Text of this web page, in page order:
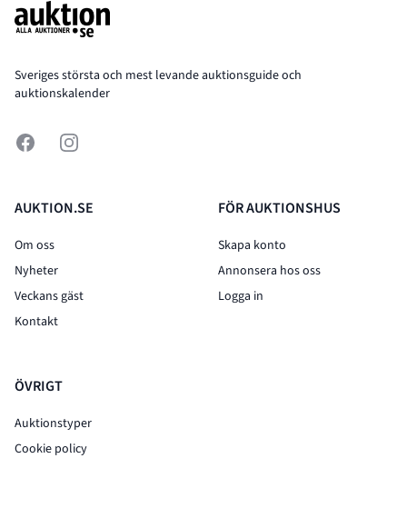
Sveriges största och mest levande auktionsguide och
auktionskalender
FacebookInstagram
AUKTION.SE
Om oss
Nyheter
Veckans gäst
Kontakt
ÖVRIGT
Auktionstyper
Cookie policy
FÖR AUKTIONSHUS
Skapa konto
Annonsera hos oss
Logga in